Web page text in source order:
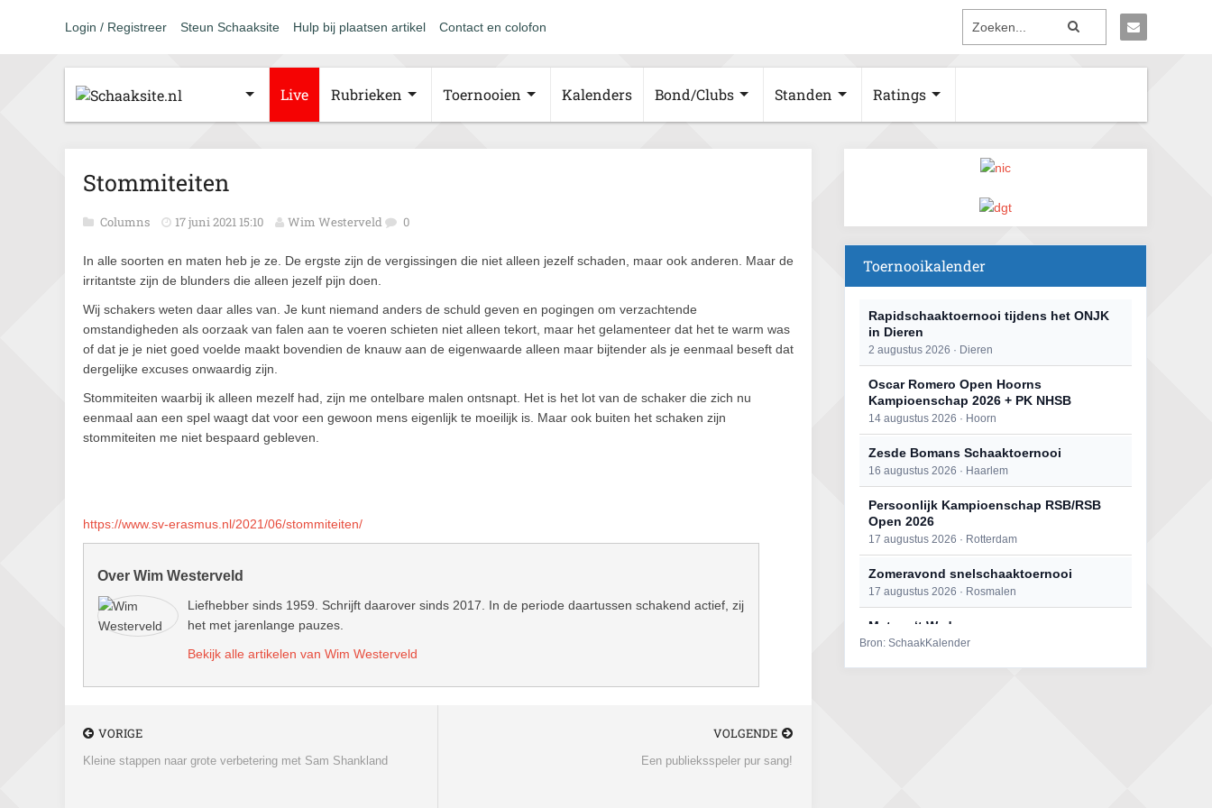
Login / Registreer Steun Schaaksite Hulp bij plaatsen artikel Contact en colofon
Live Rubrieken Toernooien Kalenders Bond/Clubs Standen Ratings
Stommiteiten
Columns 17 juni 2021 15:10 Wim Westerveld 0
In alle soorten en maten heb je ze. De ergste zijn de vergissingen die niet alleen jezelf schaden, maar ook anderen. Maar de
irritantste zijn de blunders die alleen jezelf pijn doen.
Wij schakers weten daar alles van. Je kunt niemand anders de schuld geven en pogingen om verzachtende
omstandigheden als oorzaak van falen aan te voeren schieten niet alleen tekort, maar het gelamenteer dat het te warm was
of dat je je niet goed voelde maakt bovendien de knauw aan de eigenwaarde alleen maar bijtender als je eenmaal beseft dat
dergelijke excuses onwaardig zijn.
Stommiteiten waarbij ik alleen mezelf had, zijn me ontelbare malen ontsnapt. Het is het lot van de schaker die zich nu
eenmaal aan een spel waagt dat voor een gewoon mens eigenlijk te moeilijk is. Maar ook buiten het schaken zijn
stommiteiten me niet bespaard gebleven.
https://www.sv-erasmus.nl/2021/06/stommiteiten/
Over Wim Westerveld
Liefhebber sinds 1959. Schrijft daarover sinds 2017. In de periode daartussen schakend actief, zij
het met jarenlange pauzes.
Bekijk alle artikelen van Wim Westerveld
VORIGE
Kleine stappen naar grote verbetering met Sam Shankland
VOLGENDE
Een publieksspeler pur sang!
Toernooikalender
Rapidschaaktoernooi tijdens het ONJK
in Dieren
2 augustus 2026 · Dieren
Oscar Romero Open Hoorns
Kampioenschap 2026 + PK NHSB
14 augustus 2026 · Hoorn
Zesde Bomans Schaaktoernooi
16 augustus 2026 · Haarlem
Persoonlijk Kampioenschap RSB/RSB
Open 2026
17 augustus 2026 · Rotterdam
Zomeravond snelschaaktoernooi
17 augustus 2026 · Rosmalen
Mat op ‘t Wad
22 augustus 2026 · Den Burg, Texel
Bron: SchaakKalender